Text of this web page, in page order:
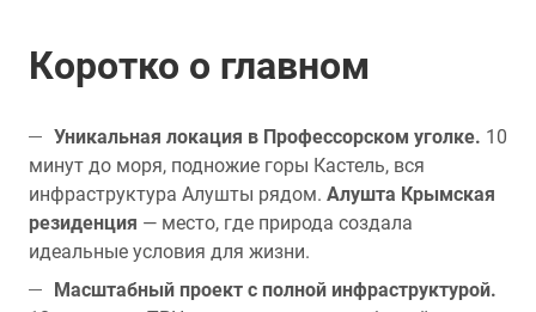
Коротко о главном
Уникальная локация в Профессорском уголке. 10
минут до моря, подножие горы Кастель, вся
инфраструктура Алушты рядом. Алушта Крымская
резиденция — место, где природа создала
идеальные условия для жизни.
Масштабный проект с полной инфраструктурой.